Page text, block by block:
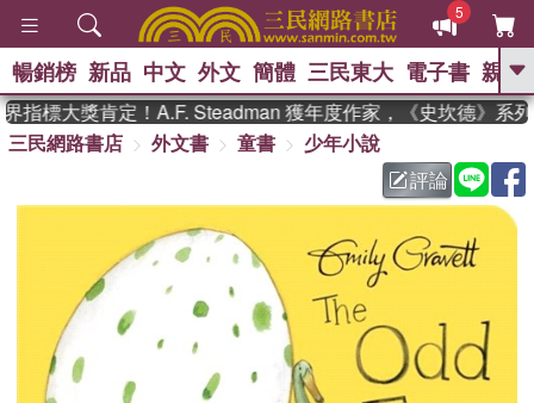
5
GO
熱搜： 東野圭吾 、
父親節 、 如果歷
暑期推薦 、 國際布克
台灣的李
登輝時代
、 數學女孩：黎曼猜想
偉大的迷走神經
暢銷榜 新品 中文 外文 簡體 三民東大 電子書 親子
標大獎肯定！A.F. Steadman 獲年度作家，《史坎德》系列
三民網路書店
外文書 童書
少年小說
評論